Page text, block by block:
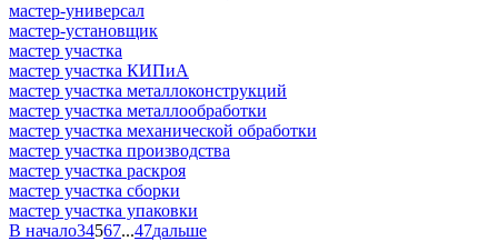
мастер-универсал
мастер-установщик
мастер участка
мастер участка КИПиА
мастер участка металлоконструкций
мастер участка металлообработки
мастер участка механической обработки
мастер участка производства
мастер участка раскроя
мастер участка сборки
мастер участка упаковки
В начало34567...47дальше